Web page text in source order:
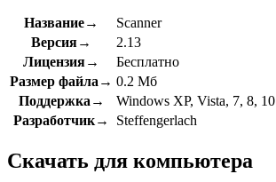
Название→
Scanner
Версия→
2.13
Лицензия→
Бесплатно
Размер файла→ 0.2 Мб
Поддержка→
Windows XP, Vista, 7, 8, 10
Разработчик→
Steffengerlach
Скачать для компьютера